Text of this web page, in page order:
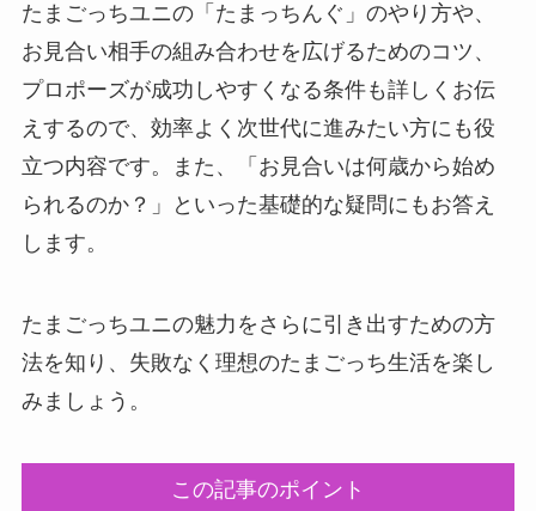
たまごっちユニの「たまっちんぐ」のやり方や、
お見合い相手の組み合わせを広げるためのコツ、
プロポーズが成功しやすくなる条件も詳しくお伝
えするので、効率よく次世代に進みたい方にも役
立つ内容です。また、「お見合いは何歳から始め
られるのか？」といった基礎的な疑問にもお答え
します。
たまごっちユニの魅力をさらに引き出すための方
法を知り、失敗なく理想のたまごっち生活を楽し
みましょう。
この記事のポイント